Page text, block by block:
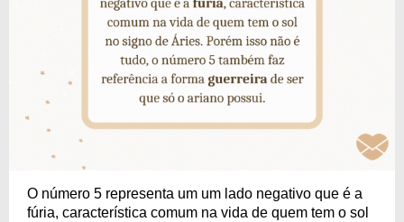
O número 5 representa um um lado negativo que é a
fúria, característica comum na vida de quem tem o sol